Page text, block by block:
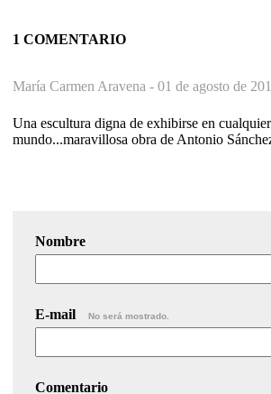
1 COMENTARIO
María Carmen Aravena - 01 de agosto de
Una escultura digna de exhibirse en
mundo...maravillosa obra de Antonio
Nombre
E-mail No será mostrado.
Comentario